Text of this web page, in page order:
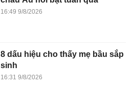
16:49 9/8/2026
8 dấu hiệu cho thấy mẹ bầu sắp
sinh
16:31 9/8/2026